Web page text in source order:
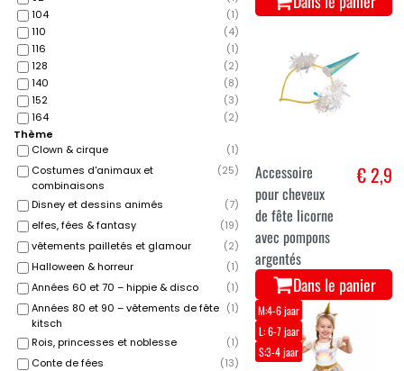
104
(1)
110
(4)
116
(1)
128
(2)
140
(8)
152
(3)
164
(2)
Thème
Clown & cirque
(1)
Costumes d'animaux et
combinaisons
(25)
Disney et dessins animés (7)
elfes, fées & fantasy
(19)
vêtements pailletés et glamour
(2)
Halloween & horreur
(1)
Années 60 et 70 – hippie & disco
(1)
Années 80 et 90 – vêtements de fête
kitsch
(1)
Rois, princesses et noblesse (1)
Conte de fées
(13)
Accessoire
pour cheveux
de fête licorne
avec pompons
argentés
€ 2,9
Dans le panier
M:4-6 jaar
L: 6-7 jaar
S:3-4 jaar